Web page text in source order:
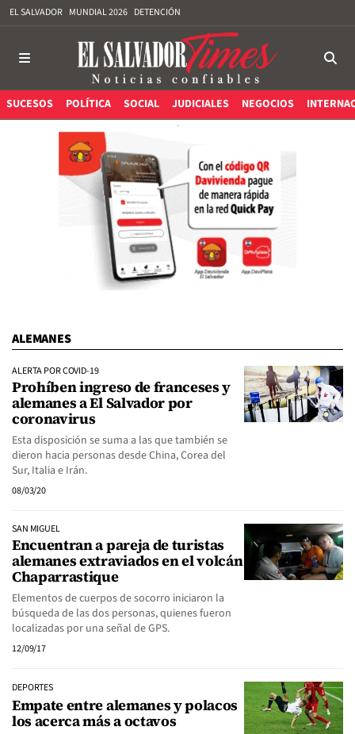
EL SALVADOR MUNDIAL 2026 DETENCIÓN
SUCESOS POLÍTICA SOCIAL JUDICIALES NEGOCIOS
ALEMANES
ALERTA POR COVID-19
Prohíben ingreso de franceses y
alemanes a El Salvador por
coronavirus
Esta disposición se suma a las que también se
dieron hacia personas desde China, Corea del
Sur, Italia e Irán.
08/03/20
SAN MIGUEL
Encuentran a pareja de turistas
alemanes extraviados en el volcán
Chaparrastique
Elementos de cuerpos de socorro iniciaron la
búsqueda de las dos personas, quienes fueron
localizadas por una señal de GPS.
12/09/17
DEPORTES
Empate entre alemanes y polacos
los acerca más a octavos